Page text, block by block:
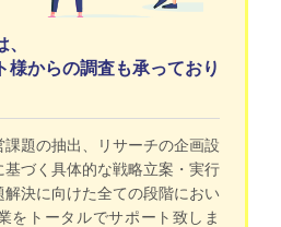
様からの調査も承っており
題の抽出、リサーチの企画設
づく具体的な戦略立案・実行
決に向けた全ての段階におい
をトータルでサポート致しま